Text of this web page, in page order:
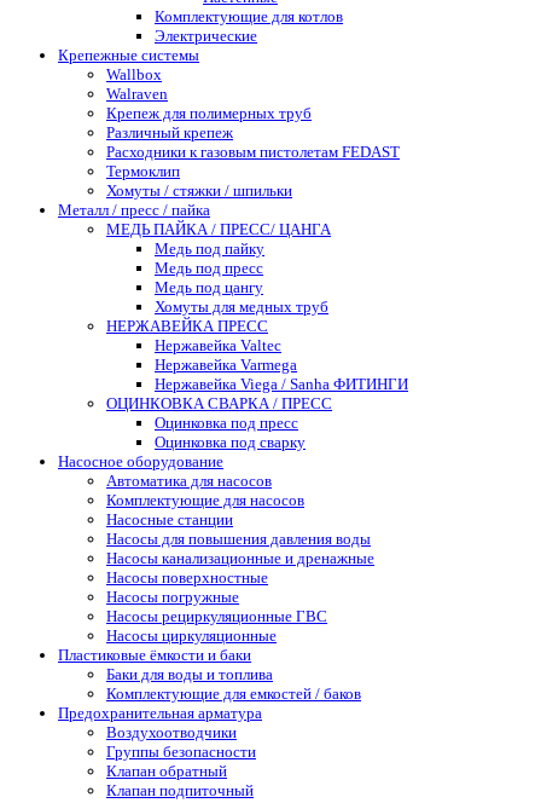
Комплектующие для котлов
Электрические
Крепежные системы
Wallbox
Walraven
Крепеж для полимерных труб
Различный крепеж
Расходники к газовым пистолетам FEDAST
Термоклип
Хомуты / стяжки / шпильки
Металл / пресс / пайка
МЕДЬ ПАЙКА / ПРЕСС/ ЦАНГА
Медь под пайку
Медь под пресс
Медь под цангу
Хомуты для медных труб
НЕРЖАВЕЙКА ПРЕСС
Нержавейка Valtec
Нержавейка Varmega
Нержавейка Viega / Sanha ФИТИНГИ
ОЦИНКОВКА СВАРКА / ПРЕСС
Оцинковка под пресс
Оцинковка под сварку
Насосное оборудование
Автоматика для насосов
Комплектующие для насосов
Насосные станции
Насосы для повышения давления воды
Насосы канализационные и дренажные
Насосы поверхностные
Насосы погружные
Насосы рециркуляционные ГВС
Насосы циркуляционные
Пластиковые ёмкости и баки
Баки для воды и топлива
Комплектующие для емкостей / баков
Предохранительная арматура
Воздухоотводчики
Группы безопасности
Клапан обратный
Клапан подпиточный